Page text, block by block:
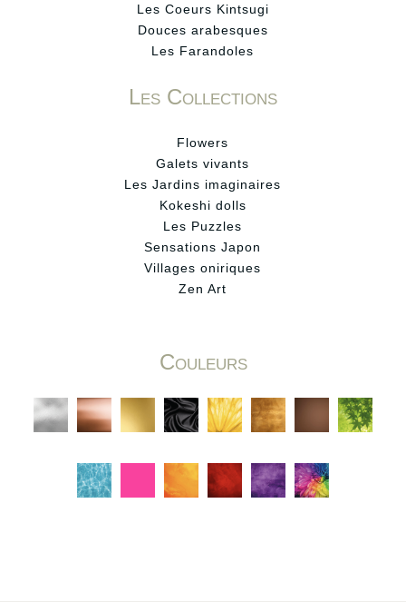
Les Coeurs Kintsugi
Douces arabesques
Les Farandoles
Les Collections
Flowers
Galets vivants
Les Jardins imaginaires
Kokeshi dolls
Les Puzzles
Sensations Japon
Villages oniriques
Zen Art
Couleurs
C C C C C C C
C C C C